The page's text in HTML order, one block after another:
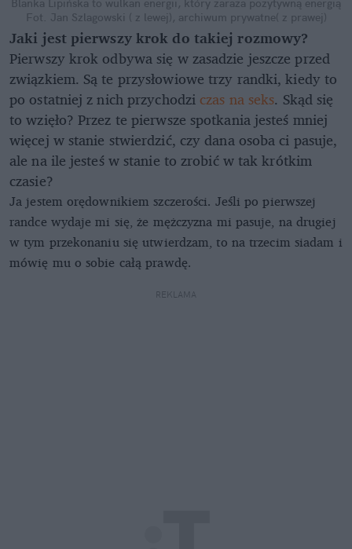
Blanka Lipińska to wulkan energii, który zaraża pozytywną energią
Fot. Jan Szlagowski ( z lewej), archiwum prywatne( z prawej)
Jaki jest pierwszy krok do takiej rozmowy?
Pierwszy krok odbywa się w zasadzie jeszcze przed
związkiem. Są te przysłowiowe trzy randki, kiedy to
po ostatniej z nich przychodzi czas na seks. Skąd się
to wzięło? Przez te pierwsze spotkania jesteś mniej
więcej w stanie stwierdzić, czy dana osoba ci pasuje,
ale na ile jesteś w stanie to zrobić w tak krótkim
czasie?
Ja jestem orędownikiem szczerości. Jeśli po pierwszej
randce wydaje mi się, że mężczyzna mi pasuje, na drugiej
w tym przekonaniu się utwierdzam, to na trzecim siadam i
mówię mu o sobie całą prawdę.
REKLAMA